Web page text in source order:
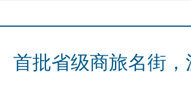
首批省级商旅名街